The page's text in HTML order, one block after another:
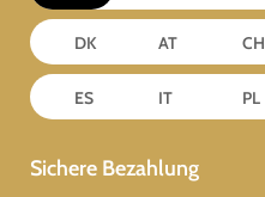
DK AT CH
ES IT PL
Sichere Bezahlung